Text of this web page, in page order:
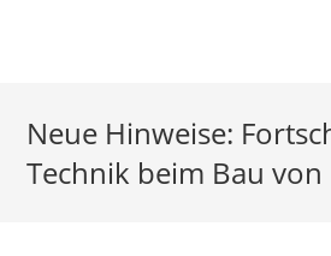
Neue Hinweise:
Technik beim Bau von